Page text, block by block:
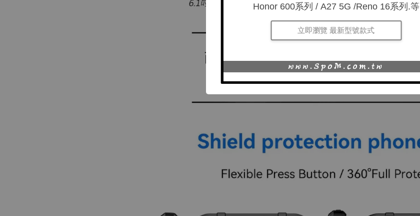
Honor 600系列 / A27 5G /Reno 16系列.等
立即瀏覽 最新型號款式